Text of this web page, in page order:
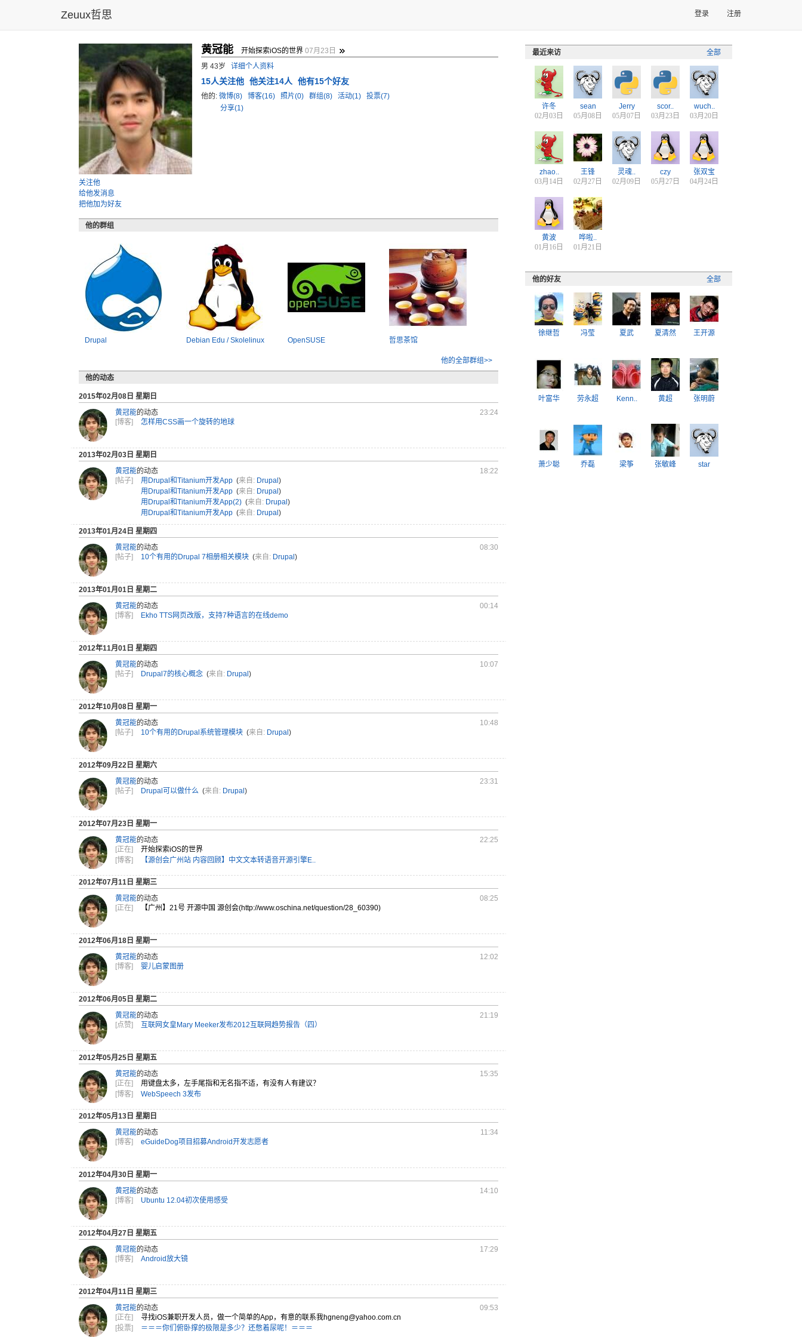
Zeuux哲思 登录 注册
关注他
给他发消息
把他加为好友
黄冠能 开始探索iOS的世界 07月23日
男 43岁 详细个人资料
15人关注他 他关注14人 他有15个好友
他的: 微博(8) 博客(16) 照片(0) 群组(8) 活动(1)
投票(7)
分享(1)
他的群组
Drupal Debian Edu / Skolelinux OpenSUSE 哲思茶馆
他的全部群组>>
他的动态
2015年02月08日 星期日
黄冠能的动态
23:24
[博客]
怎样用CSS画一个旋转的地球
2013年02月03日 星期日
黄冠能的动态
18:22
[帖子]
用Drupal和Titanium开发App (来自: Drupal)
用Drupal和Titanium开发App (来自: Drupal)
用Drupal和Titanium开发App(2) (来自: Drupal)
用Drupal和Titanium开发App (来自: Drupal)
2013年01月24日 星期四
黄冠能的动态
08:30
[帖子]
10个有用的Drupal 7相册相关模块 (来自: Drupal)
2013年01月01日 星期二
黄冠能的动态
00:14
[博客]
Ekho TTS网页改版，支持7种语言的在线demo
2012年11月01日 星期四
黄冠能的动态
10:07
[帖子]
Drupal7的核心概念 (来自: Drupal)
2012年10月08日 星期一
黄冠能的动态
10:48
[帖子]
10个有用的Drupal系统管理模块 (来自: Drupal)
2012年09月22日 星期六
黄冠能的动态
23:31
[帖子]
Drupal可以做什么 (来自: Drupal)
2012年07月23日 星期一
黄冠能的动态
22:25
[正在]
开始探索iOS的世界
[博客]
【源创会广州站 内容回顾】中文文本转语音开源引擎E..
2012年07月11日 星期三
黄冠能的动态
08:25
[正在]
【广州】21号 开源中国 源创会(http://www.oschina.net/question/28_60390)
2012年06月18日 星期一
黄冠能的动态
12:02
[博客]
婴儿启蒙图册
2012年06月05日 星期二
黄冠能的动态
21:19
[点赞]
互联网女皇Mary Meeker发布2012互联网趋势报告（四）
2012年05月25日 星期五
黄冠能的动态
15:35
[正在]
用键盘太多，左手尾指和无名指不适，有没有人有建议？
[博客]
WebSpeech 3发布
2012年05月13日 星期日
黄冠能的动态
11:34
[博客]
eGuideDog项目招募Android开发志愿者
2012年04月30日 星期一
黄冠能的动态
14:10
[博客]
Ubuntu 12.04初次使用感受
2012年04月27日 星期五
黄冠能的动态
17:29
[博客]
Android放大镜
2012年04月11日 星期三
黄冠能的动态
09:53
[正在]
寻找iOS兼职开发人员，做一个简单的App，有意的联系我hgneng@yahoo.com.cn
[投票]
＝＝＝你们俯卧撑的极限是多少？还憋着尿呢！＝＝＝
全部
最近来访
许冬
02月03日
sean
05月08日
Jerry
05月07日
scor..
03月23日
wuch..
03月20日
zhao..
03月14日
王锋
02月27日
灵魂..
02月09日
czy
05月27日
张双宝
04月24日
黄波
01月16日
哗啦..
01月21日
全部
他的好友
徐继哲 冯莹 夏武 夏清然 王开源
叶富华 劳永超 Kenn.. 黄超 张明蔚
萧少聪 乔磊 梁筝 张敏峰 star